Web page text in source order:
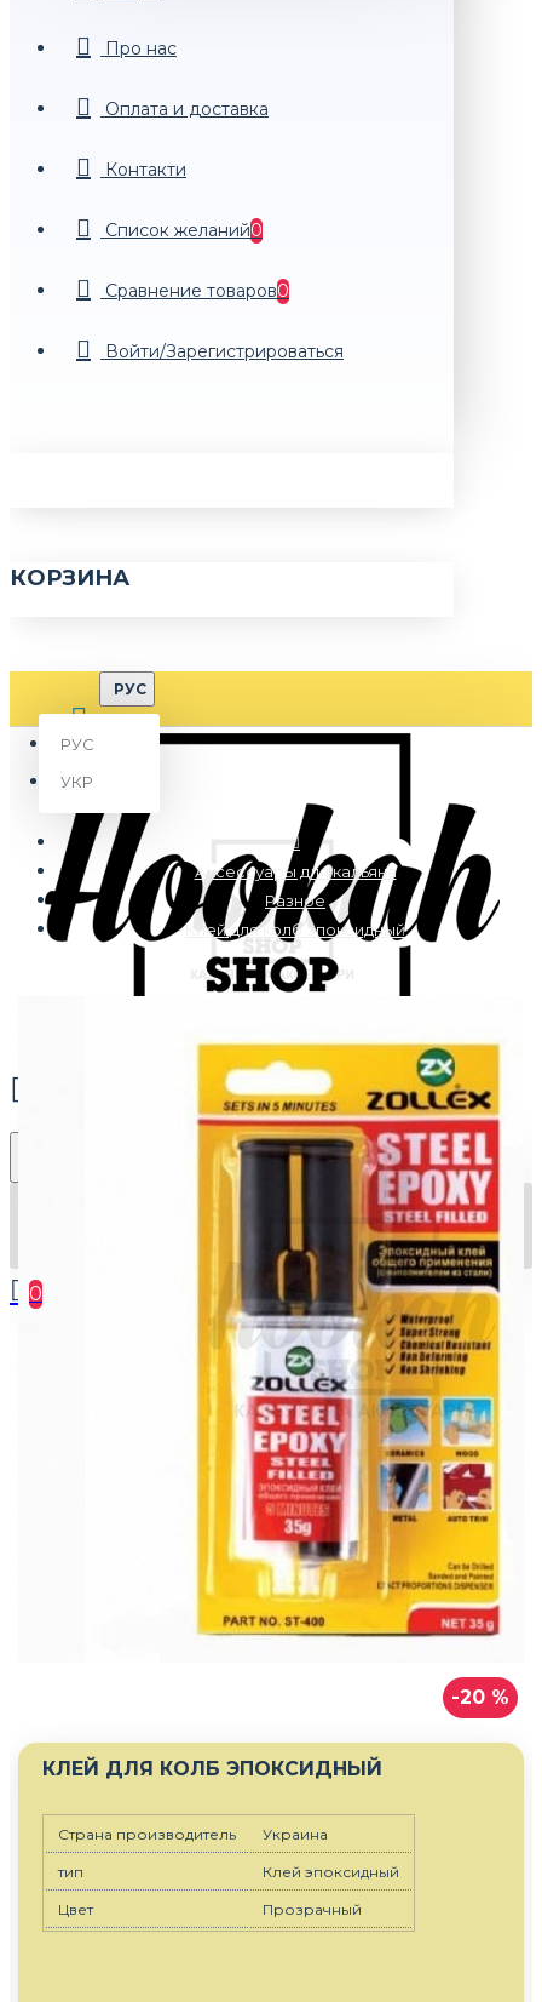
Про нас
Оплата и доставка
Контакти
Список желаний0
Сравнение товаров0
Войти/Зарегистрироваться
КОРЗИНА
РУС
РУС
УКР
0
Ваша корзина пуста!
Аксессуары для кальяна
Разное
Клей для колб эпоксидный
-20 %
КЛЕЙ ДЛЯ КОЛБ ЭПОКСИДНЫЙ
Страна производитель Украина
тип Клей эпоксидный
Цвет Прозрачный